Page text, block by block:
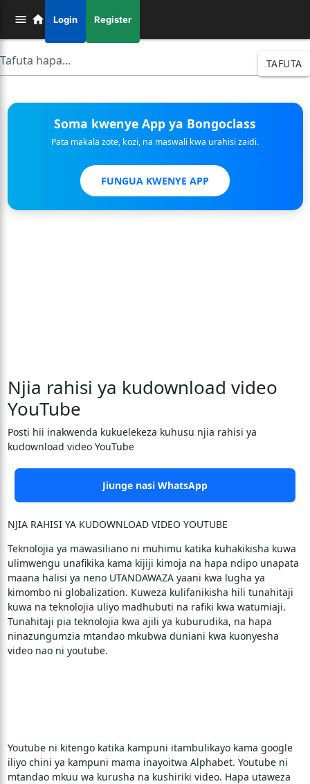
Login Register
TAFUTA
Soma kwenye App ya Bongoclass
Pata makala zote, kozi, na maswali kwa urahisi zaidi.
FUNGUA KWENYE APP
Njia rahisi ya kudownload video
YouTube
Posti hii inakwenda kukuelekeza kuhusu njia rahisi ya
kudownload video YouTube
Jiunge nasi WhatsApp
NJIA RAHISI YA KUDOWNLOAD VIDEO YOUTUBE
Teknolojia ya mawasiliano ni muhimu katika kuhakikisha kuwa
ulimwengu unafikika kama kijiji kimoja na hapa ndipo unapata
maana halisi ya neno UTANDAWAZA yaani kwa lugha ya
kimombo ni globalization. Kuweza kulifanikisha hili tunahitaji
kuwa na teknolojia uliyo madhubuti na rafiki kwa watumiaji.
Tunahitaji pia teknolojia kwa ajili ya kuburudika, na hapa
ninazungumzia mtandao mkubwa duniani kwa kuonyesha
video nao ni youtube.
Youtube ni kitengo katika kampuni itambulikayo kama google
iliyo chini ya kampuni mama inayoitwa Alphabet. Youtube ni
mtandao mkuu wa kurusha na kushiriki video. Hapa utaweza